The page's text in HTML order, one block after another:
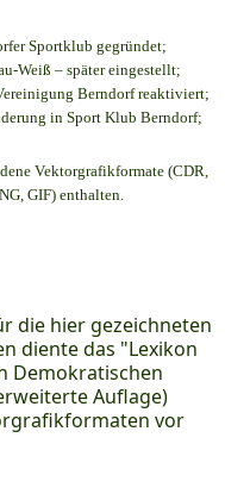
Sportklub gegründet;
Weiß – später eingestellt;
Berndorf reaktiviert;
in Sport Klub Berndorf;
Vektorgrafikformate (CDR,
GIF) enthalten.
die hier gezeichneten
diente das "Lexikon
Demokratischen
Auflage)
vor